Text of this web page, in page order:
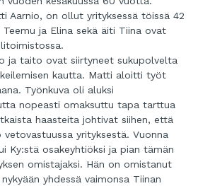
Aarnio, on ollut yrityksessä töissä 42
ja Elina sekä äiti Tiina ovat
ja taito ovat siirtyneet sukupolvelta
kautta. Matti aloitti työt
Työnkuva oli aluksi
nopeasti omaksuttu tapa tarttua
haasteita johtivat siihen, että
yrityksestä. Vuonna
Ky:stä osakeyhtiöksi ja pian tämän
omistajaksi. Hän on omistanut
yhdessä vaimonsa Tiinan